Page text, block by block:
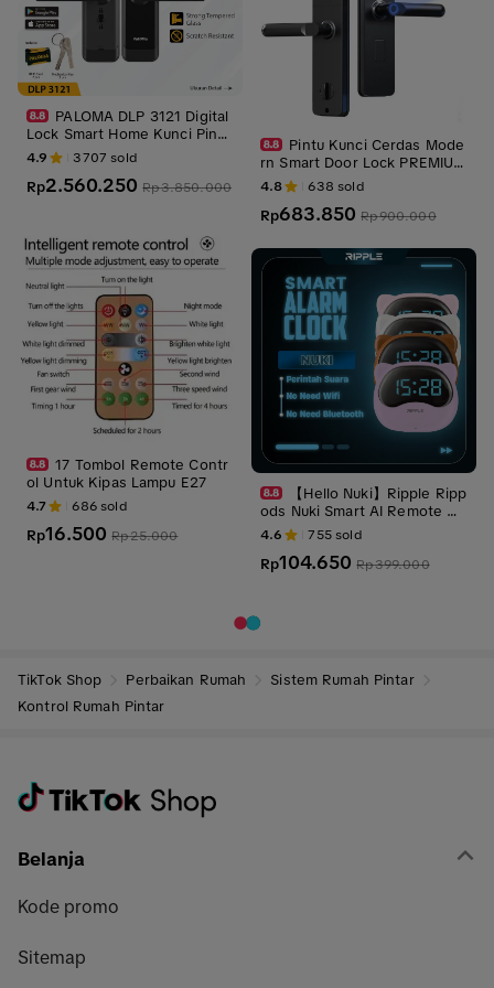
PALOMA DLP 3121 Digital
Lock Smart Home Kunci Pintu
Door Handle WiFi
4.9 3707 sold
Rp2.560.250 Rp3.850.000
17 Tombol Remote Contr
ol Untuk Kipas Lampu E27
4.7 686sold
Rp16.500 Rp25.000
Pintu Kunci Cerdas Mode
rn Smart Door Lock PREMIUM
4-in-1 dengan Sidik Jari, PIN,
Kartu Akses, Kunci Manual, P
egangan Reversible, Hitam El
5 CM
4.8 638 sold
Rp683.850 Rp900.000
【Hello Nuki】Ripple Ripp
ods Nuki Smart AI Remote RA
I-N001 alarm clock Digital dis
play Digital TV AC Night Lamp
Bebek Pintar2.0 R1 USB kont
4.6 755sold
Rp104.650 Rp399.000
TikTok Shop Perbaikan Rumah
Sistem Rumah Pintar
Kontrol Rumah Pintar
Belanja
Kode promo
Sitemap